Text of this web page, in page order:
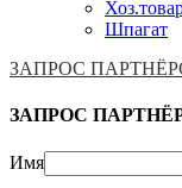
Шпагат
ЗАПРОС
ЗАПРОС
Имя